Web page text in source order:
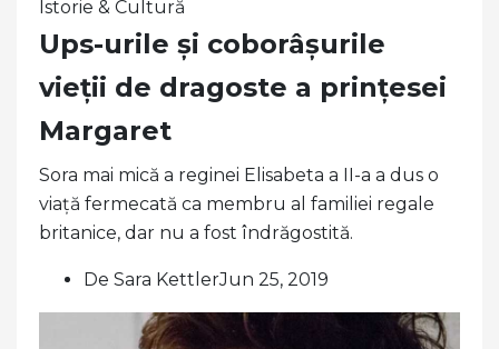
Istorie & Cultură
Ups-urile și coborâșurile
vieții de dragoste a prințesei
Margaret
Sora mai mică a reginei Elisabeta a II-a a dus o
viață fermecată ca membru al familiei regale
britanice, dar nu a fost îndrăgostită.
De Sara KettlerJun 25, 2019